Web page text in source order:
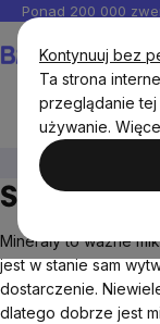
Kontynuuj bez
Ta strona
przeglądanie
używanie.
Przejść
do
treści
Ponad 200 000
Minerały to ważne
jest w stanie sam
dostarczenie.
dlatego dobrze jest